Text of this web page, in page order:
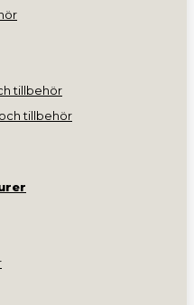
tillbehör
tillbehör